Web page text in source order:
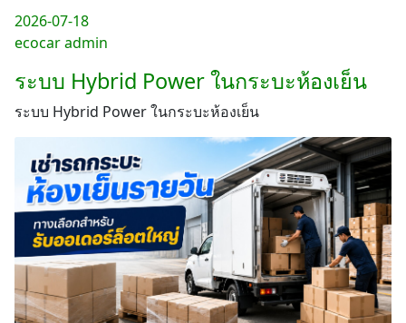
2026-07-18
ecocar admin
ระบบ Hybrid Power ในกระบะห้องเย็น
ระบบ Hybrid Power ในกระบะห้องเย็น